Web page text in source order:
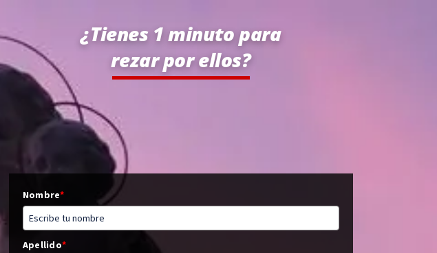
¿Tienes 1 minuto para
rezar por ellos?
Nombre*
Apellido*